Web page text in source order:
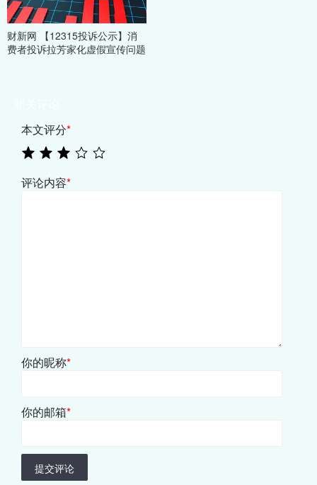
财新网 【12315投诉公示】消
费者投诉拉芳家化虚假宣传问题
本文评分*
评论内容*
你的昵称*
你的邮箱*
提交评论